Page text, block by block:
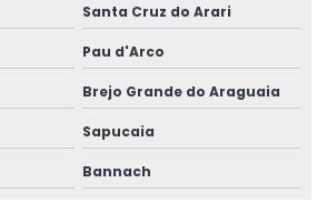
Santa Cruz do Arari
Pau d'Arco
Brejo Grande do Araguaia
Sapucaia
Bannach